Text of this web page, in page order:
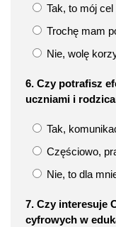
Tak, to mój cel
Trochę mam
Nie, wolę
6. Czy potrafisz
uczniami i
Tak,
Częściowo,
Nie, to dla
7. Czy interesuje
cyfrowych w